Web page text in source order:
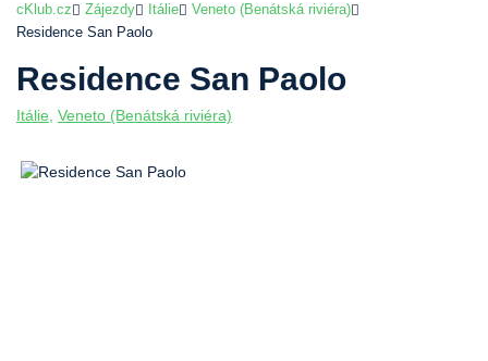
cKlub.cz Zájezdy Itálie
Veneto (Benátská riviéra)
Residence San Paolo
Residence San Paolo
Itálie Veneto (Benátská riviéra)